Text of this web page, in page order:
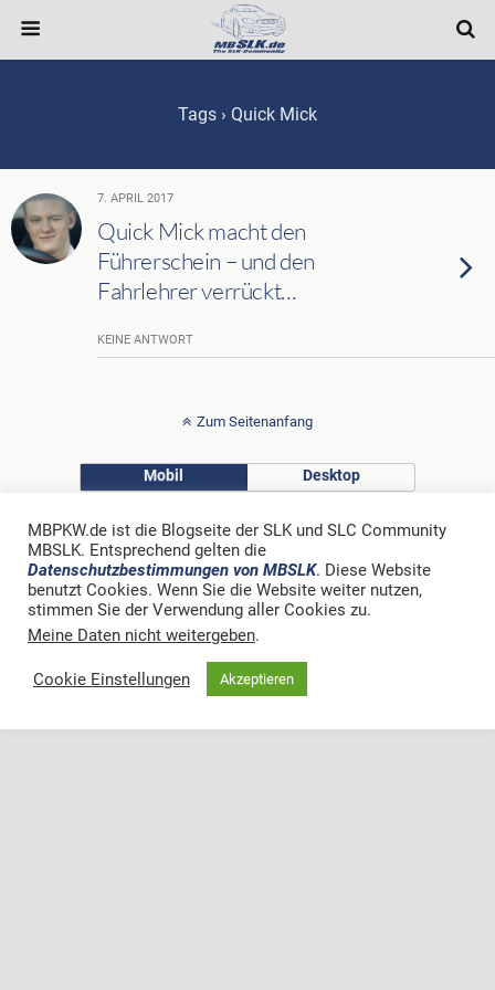
Tags › Quick Mick
7. APRIL 2017
Quick Mick macht den
Führerschein – und den
Fahrlehrer verrückt…
KEINE ANTWORT
Zum Seitenanfang
Mobil Desktop
MBPKW.de ist die Blogseite der SLK und SLC Community
MBSLK. Entsprechend gelten die
Datenschutzbestimmungen von MBSLK. Diese Website
benutzt Cookies. Wenn Sie die Website weiter nutzen,
stimmen Sie der Verwendung aller Cookies zu.
Meine Daten nicht weitergeben.
Cookie Einstellungen Akzeptieren